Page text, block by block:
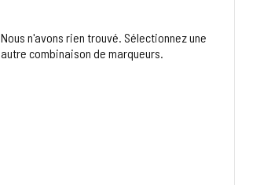
Nous n'avons rien trouvé. Sélectionnez une
autre combinaison de marqueurs.